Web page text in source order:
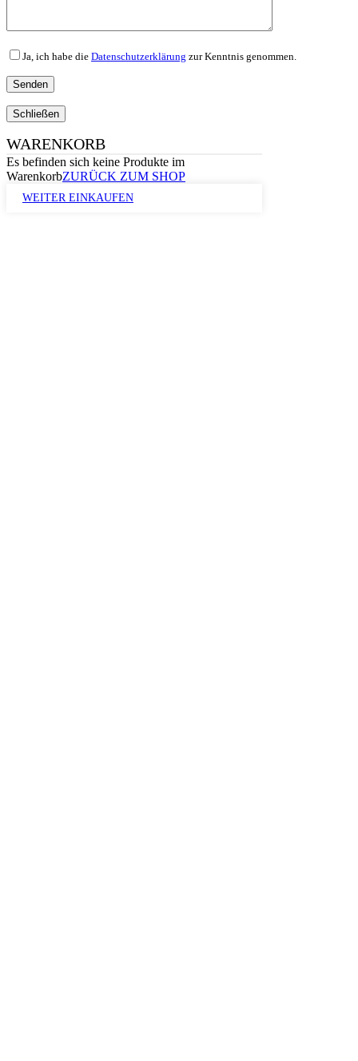
Ja, ich habe die Datenschutzerklärung zur Kenntnis genommen.
Schließen
WARENKORB
Es befinden sich keine Produkte im
WarenkorbZURÜCK ZUM SHOP
WEITER EINKAUFEN